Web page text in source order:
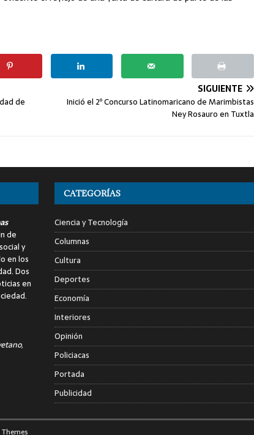
de
SIGUIENTE
Inició el 2º Concurso Latinomaricano de Marimbistas
Ney Rosauro en Tuxtla
de
y
en los
Dos
en
CATEGORÍAS
Ciencia y Tecnología
Columnas
Cultura
Deportes
Economía
Interiores
Opinión
Policiacas
Portada
Publicidad